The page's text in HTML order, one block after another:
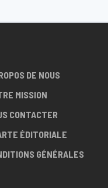
DE NOUS
MISSION
CONTACTER
ÉDITORIALE
GÉNÉRALES